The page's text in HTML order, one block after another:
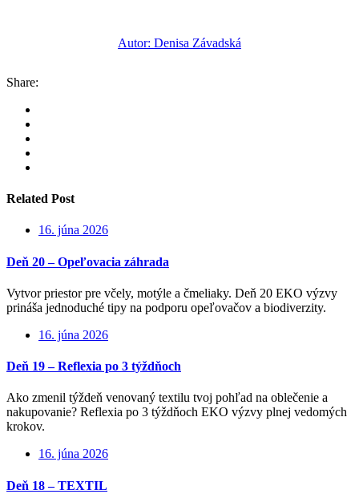
Autor: Denisa Závadská
Share:
Related Post
16. júna 2026
Deň 20 – Opeľovacia záhrada
Vytvor priestor pre včely, motýle a čmeliaky. Deň 20 EKO výzvy
prináša jednoduché tipy na podporu opeľovačov a biodiverzity.
16. júna 2026
Deň 19 – Reflexia po 3 týždňoch
Ako zmenil týždeň venovaný textilu tvoj pohľad na oblečenie a
nakupovanie? Reflexia po 3 týždňoch EKO výzvy plnej vedomých
krokov.
16. júna 2026
Deň 18 – TEXTIL